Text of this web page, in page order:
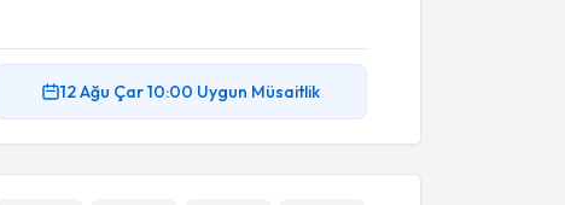
12 Ağu Çar10:00 Uygun Müsaitlik